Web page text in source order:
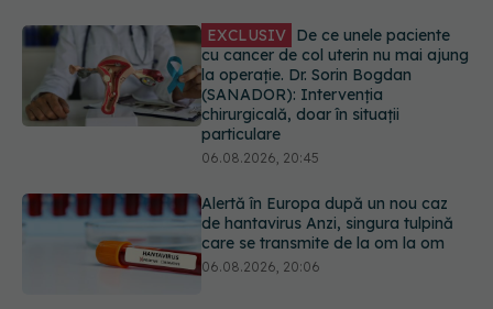
Alertă în Europa după un nou caz
de hantavirus Anzi, singura tulpină
care se transmite de la om la om
06.08.2026, 20:06
putea primi salarii mai mari.
Sindicatele cer schimbarea legii
06.08.2026, 19:26